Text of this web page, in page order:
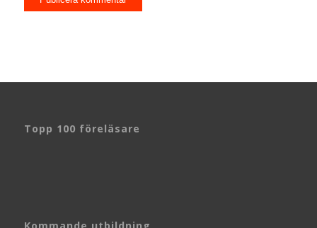
Topp 100 föreläsare
Kommande utbildning